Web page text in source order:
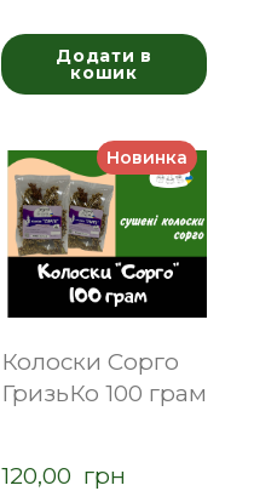
Додати в
кошик
Новинка
Колоски Сорго
ГризьКо 100 грам
120,00  грн